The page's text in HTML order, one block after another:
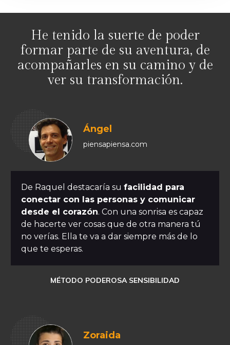
He tenido la suerte de poder
formar parte de su aventura, de
acompañarles en su camino y de
ver su transformación.
Ángel
piensapiensa.com
De Raquel destacaría su facilidad para
conectar con las personas y comunicar
desde el corazón. Con una sonrisa es capaz
de hacerte ver cosas que de otra manera tú
no verías. Ella te va a dar siempre más de lo
que te esperas.
MÉTODO PODEROSA SENSIBILIDAD
Zoraida